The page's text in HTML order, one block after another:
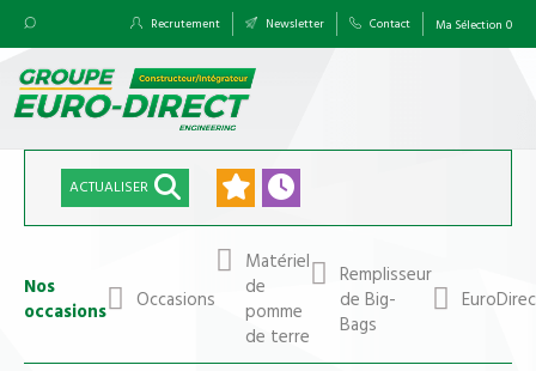
Recrutement Newsletter Contact Ma Sélection 0
ACTUALISER
Nos
occasions
Occasions
Matériel
de
pomme
de terre
Remplisseur
de Big-
Bags